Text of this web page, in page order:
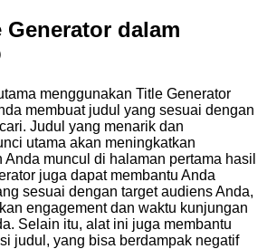
Generator dalam
menggunakan Title Generator
membuat judul yang sesuai dengan
Judul yang menarik dan
utama akan meningkatkan
Anda muncul di halaman pertama hasil
juga dapat membantu Anda
sesuai dengan target audiens Anda,
engagement dan waktu kunjungan
Selain itu, alat ini juga membantu
judul, yang bisa berdampak negatif